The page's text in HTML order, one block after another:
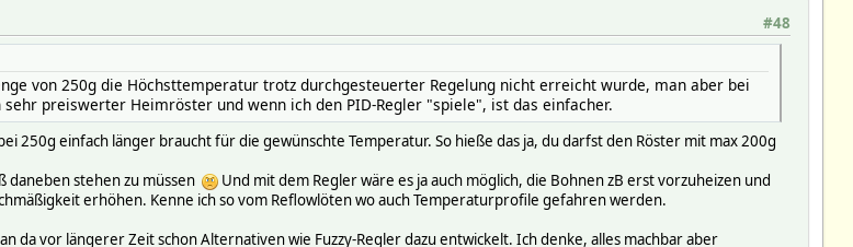
#48
von 250g die Höchsttemperatur trotz durchgesteuerter Regelung nicht erreicht wurde, man aber bei
preiswerter Heimröster und wenn ich den PID-Regler "spiele", ist das einfacher.
250g einfach länger braucht für die gewünschte Temperatur. So hieße das ja, du darfst den Röster mit max 200g
daneben stehen zu müssen
Und mit dem Regler wäre es ja auch möglich, die Bohnen zB erst vorzuheizen und
erhöhen. Kenne ich so vom Reflowlöten wo auch Temperaturprofile gefahren werden.
da vor längerer Zeit schon Alternativen wie Fuzzy-Regler dazu entwickelt. Ich denke, alles machbar aber